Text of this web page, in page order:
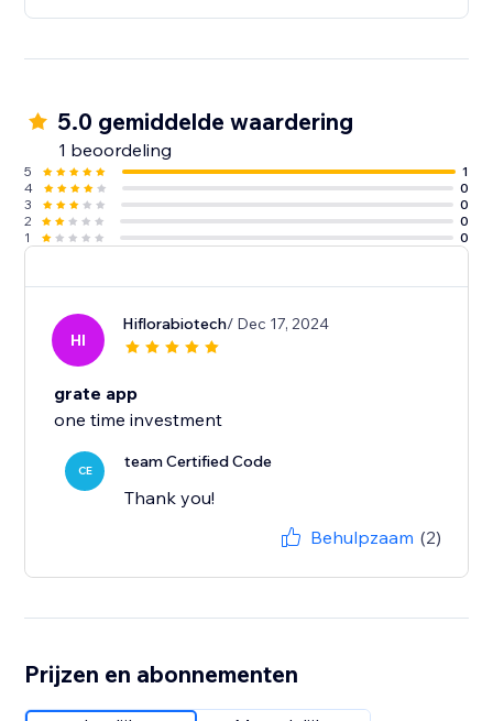
5.0 gemiddelde waardering
1 beoordeling
5
1
4
0
3
0
2
0
1
0
HI
Hiflorabiotech/ Dec 17, 2024
grate app
one time investment
CE team Certified Code
Thank you!
Behulpzaam (2)
Prijzen en abonnementen